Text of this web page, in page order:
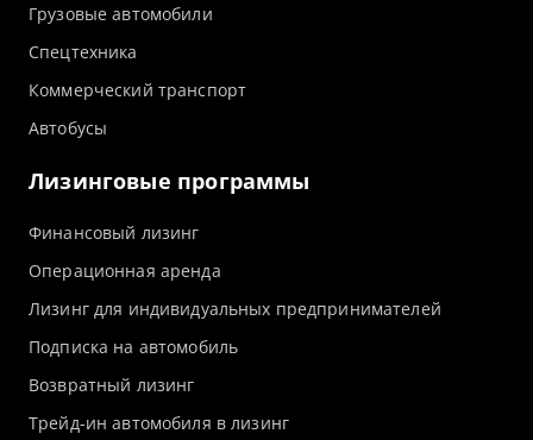
Грузовые автомобили
Спецтехника
Коммерческий транспорт
Автобусы
Лизинговые программы
Финансовый лизинг
Операционная аренда
Лизинг для индивидуальных предпринимателей
Подписка на автомобиль
Возвратный лизинг
Трейд-ин автомобиля в лизинг